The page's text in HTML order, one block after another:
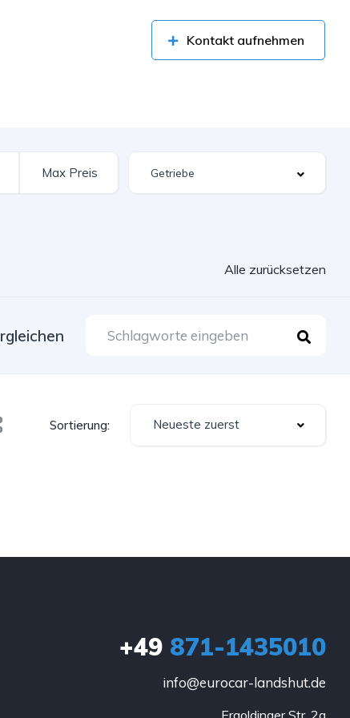
Kontakt aufnehmen
Alle zurücksetzen
Sortierung: Neueste zuerst
+49871-1435010
info@eurocar-landshut.de
Ergoldinger Str. 2a